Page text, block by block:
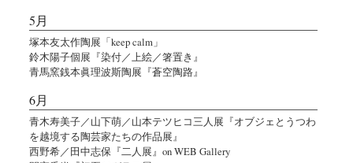
5月
塚本友太作陶展「keep calm」
鈴木陽子個展『染付／上絵／箸置き』
青馬窯銭本眞理波斯陶展『蒼空陶路』
6月
青木寿美子／山下萌／山本テツヒコ三人展『オブジェとうつわ
を越境する陶芸家たちの作品展』
西野希／田中志保『二人展』on WEB Gallery